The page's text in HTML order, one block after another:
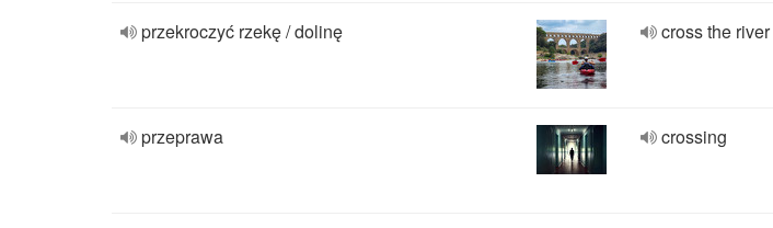
przekroczyć rzekę / dolinę cross the
przeprawa crossing